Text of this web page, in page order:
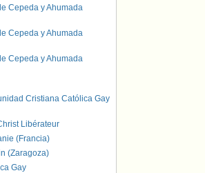
Cepeda y Ahumada
Cepeda y Ahumada
Cepeda y Ahumada
Cristiana Católica Gay
Libérateur
(Francia)
(Zaragoza)
Gay